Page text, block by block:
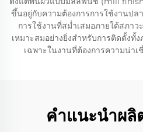
ขึ้นอยู่กับความต้องการการใช้งานป
การใช้งานที่สม่ำเสมอภายใต้สภา
เหมาะสมอย่างยิ่งสำหรับการติดตั้งทั้
เฉพาะในงานที่ต้องการความน่า
คำแนะนำผ